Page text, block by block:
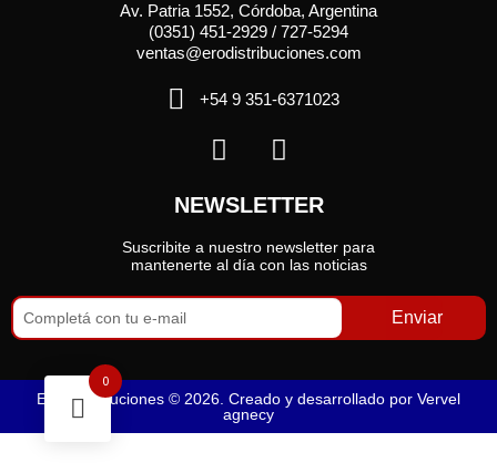
Av. Patria 1552, Córdoba, Argentina
(0351) 451-2929 / 727-5294
ventas@erodistribuciones.com
+54 9 351-6371023
NEWSLETTER
Suscribite a nuestro newsletter para
mantenerte al día con las noticias
Enviar
Ero Distribuciones © 2026. Creado y desarrollado por Vervel
agnecy
0